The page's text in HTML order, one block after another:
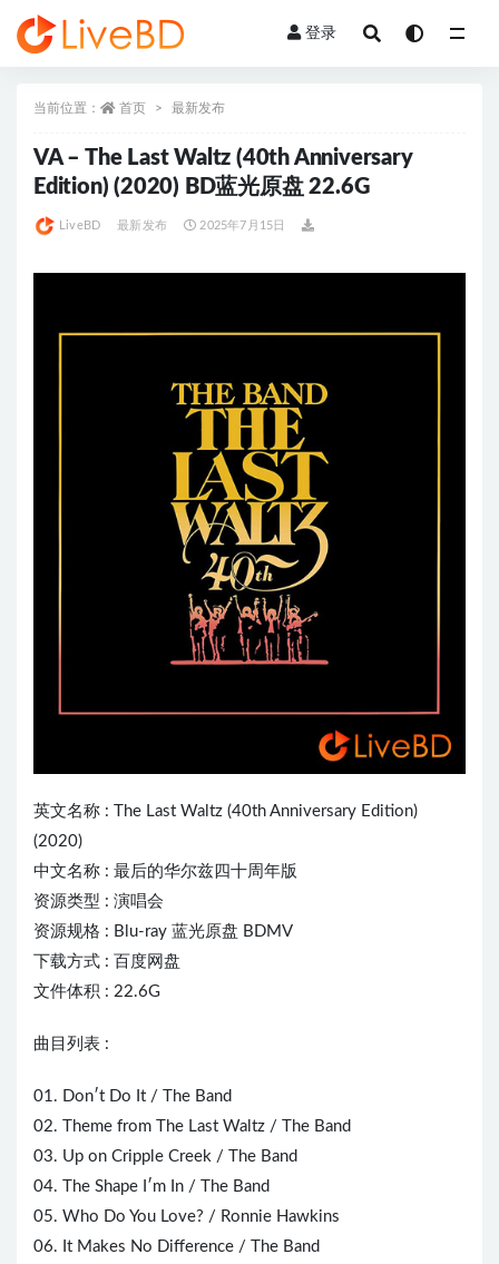
登录
当前位置： 首页 最新发布
VA – The Last Waltz (40th Anniversary
Edition) (2020) BD蓝光原盘 22.6G
LiveBD 最新发布 2025年7月15日
英文名称 : The Last Waltz (40th Anniversary Edition)
(2020)
中文名称 : 最后的华尔兹四十周年版
资源类型 : 演唱会
资源规格 : Blu-ray 蓝光原盘 BDMV
下载方式 : 百度网盘
文件体积 : 22.6G
曲目列表 :
01. Don′t Do It /
The Band
02. Theme from The Last Waltz / The Band
03. Up on Cripple Creek / The Band
04. The Shape I′m In / The Band
05. Who Do You Love? / Ronnie Hawkins
06. It Makes No Difference / The Band